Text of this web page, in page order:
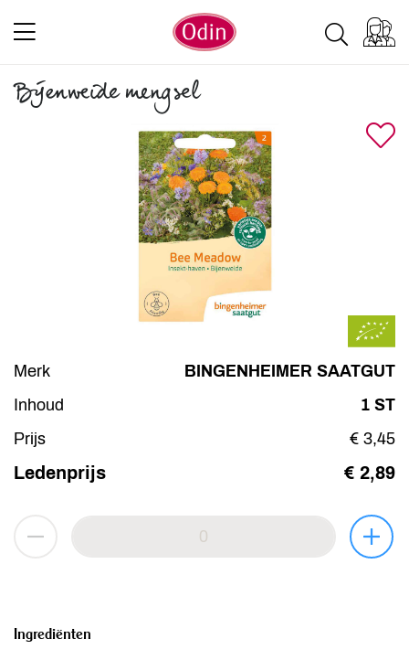
Bijenweide mengsel
Merk
BINGENHEIMER SAATGUT
Inhoud
1 ST
Prijs
€ 3,45
Ledenprijs € 2,89
Ingrediënten